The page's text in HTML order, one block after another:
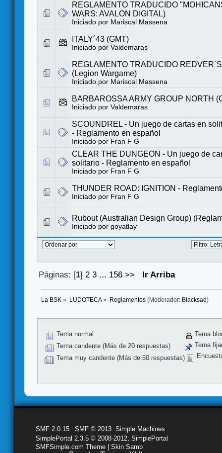
REGLAMENTO TRADUCIDO
WARS: AVALON DIGITAL)
Iniciado por Mariscal Massena
ITALY´43 (GMT)
Iniciado por Valdemaras
REGLAMENTO TRADUCIDO
(Legion Wargame)
Iniciado por Mariscal Massena
BARBAROSSA ARMY GROUP NORTH
Iniciado por Valdemaras
SCOUNDREL - Un juego de cartas en
- Reglamento en español
Iniciado por Fran F G
CLEAR THE DUNGEON - Un juego de
solitario - Reglamento en español
Iniciado por Fran F G
THUNDER ROAD: IGNITION -
Iniciado por Fran F G
Rubout (Australian Design Group)
Iniciado por goyatlay
Páginas: [1] 2 3 ... 156 >> Ir Arriba
La BSK » LUDOTECA» Reglamentos(Moderador: Blacksad )
Tema normal
Tema candente (Más de 20 respuestas)
Tema muy candente (Más de 50 respuestas)
Tema
Tema
SMF 2.0.15 SMF © 2013 Simple Machines
SimplePortal 2.3.5 © 2008-2012, SimplePortal
SMFSimple.com Theme | Skin Samp